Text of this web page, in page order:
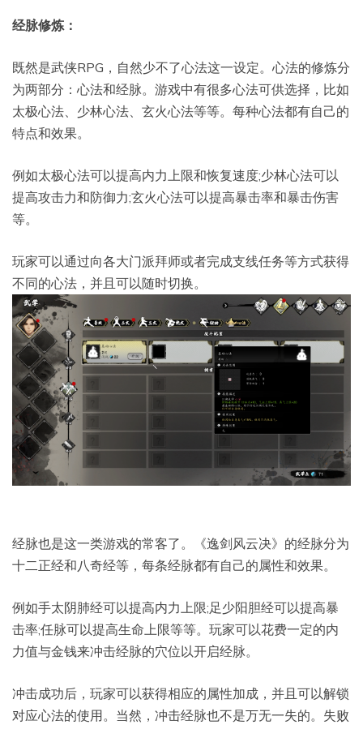
经脉修炼：
既然是武侠RPG，自然少不了心法这一设定。心法的修炼分
为两部分：心法和经脉。游戏中有很多心法可供选择，比如
太极心法、少林心法、玄火心法等等。每种心法都有自己的
特点和效果。
例如太极心法可以提高内力上限和恢复速度;少林心法可以
提高攻击力和防御力;玄火心法可以提高暴击率和暴击伤害
等。
玩家可以通过向各大门派拜师或者完成支线任务等方式获得
不同的心法，并且可以随时切换。
经脉也是这一类游戏的常客了。《逸剑风云决》的经脉分为
十二正经和八奇经等，每条经脉都有自己的属性和效果。
例如手太阴肺经可以提高内力上限;足少阳胆经可以提高暴
击率;任脉可以提高生命上限等等。玩家可以花费一定的内
力值与金钱来冲击经脉的穴位以开启经脉。
冲击成功后，玩家可以获得相应的属性加成，并且可以解锁
对应心法的使用。当然，冲击经脉也不是万无一失的。失败